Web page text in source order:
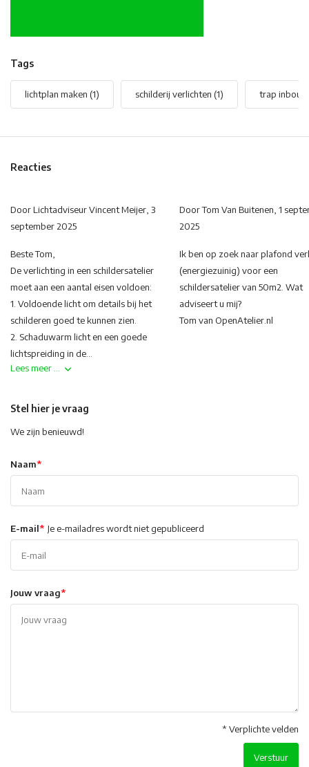
Tags
lichtplan maken (1) schilderij verlichten (1) trap
Reacties
DoorLichtadviseur Vincent Meijer, 3
september 2025
Beste Tom,
De verlichting in een schildersatelier
moet aan een aantal eisen voldoen:
1. Voldoende licht om details bij het
schilderen goed te kunnen zien.
2. Schaduwarm licht en een goede
lichtspreiding in de...
Lees meer ...
DoorTom Van Buitenen, 1
2025
Ik ben op zoek naar plafond
(energiezuinig) voor een
schildersatelier van 50m2. Wat
adviseert u mij?
Tom van OpenAtelier.nl
Stel hier je vraag
We zijn benieuwd!
Naam*
E-mail* Je e-mailadres wordt niet gepubliceerd
Jouw vraag*
* Verplichte velden
Verstuur